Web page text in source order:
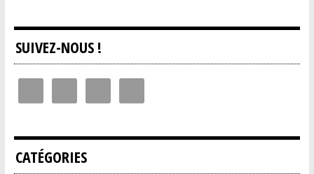
SUIVEZ-NOUS !
CATÉGORIES